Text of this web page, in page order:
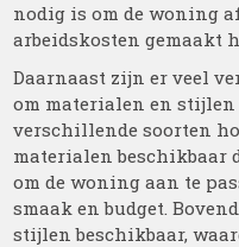
nodig is om de woning
arbeidskosten gemaakt
Daarnaast zijn er veel
om materialen en
verschillende soorten
materialen beschikbaar
om de woning aan te
smaak en budget.
stijlen beschikbaar,